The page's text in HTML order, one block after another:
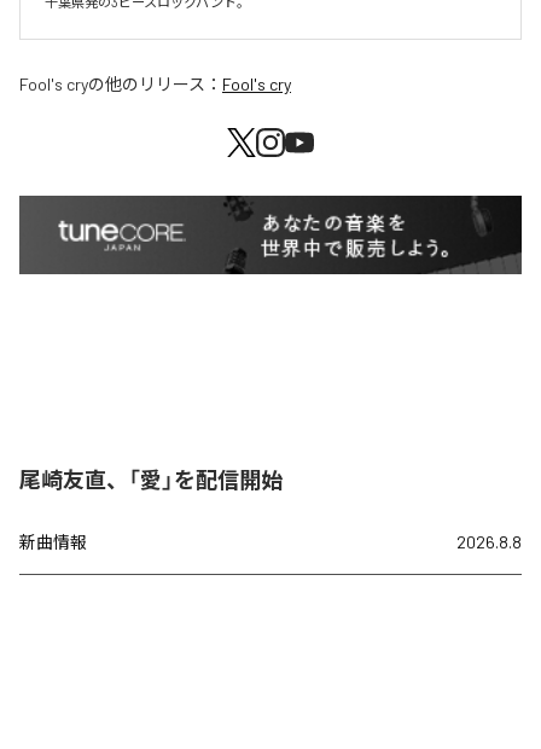
Fool's cryの他のリリース： Fool's cry
尾崎友直、「愛」を配信開始
新曲情報 2026.8.8